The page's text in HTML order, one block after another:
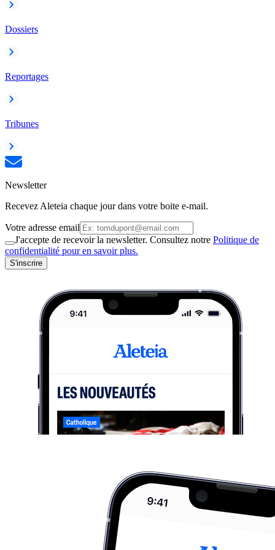
Dossiers
Reportages
Tribunes
Newsletter
Recevez Aleteia chaque jour dans votre boite e-mail.
Votre adresse email
J'accepte de recevoir la newsletter. Consultez notre Politique de
confidentialité pour en savoir plus.
S'inscrire